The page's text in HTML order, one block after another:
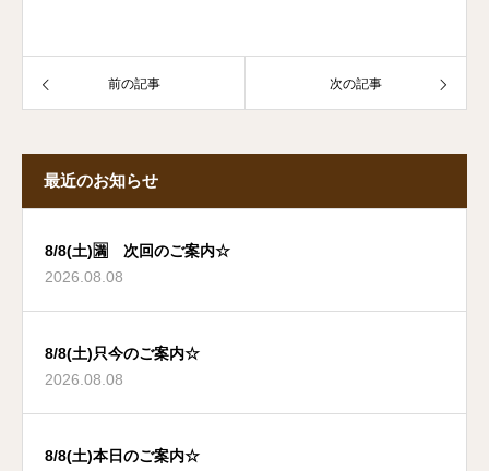
前の記事 次の記事
最近のお知らせ
8/8(土)🈵 次回のご案内☆
2026.08.08
8/8(土)只今のご案内☆
2026.08.08
8/8(土)本日のご案内☆